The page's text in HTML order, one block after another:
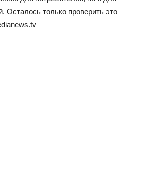
Осталось только проверить это